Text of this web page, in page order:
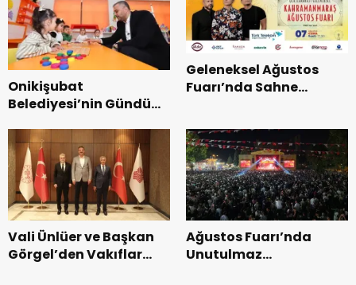
Onikişubat
Belediyesi’nin Gündüz
dönemin ön kayıtları
başladı.
Geleneksel Ağustos
Fuarı’nda Sahne
Vali Ünlüer ve Başkan
Görgel’den Vakıflar
Ağustos Fuarı’nda
Unutulmaz